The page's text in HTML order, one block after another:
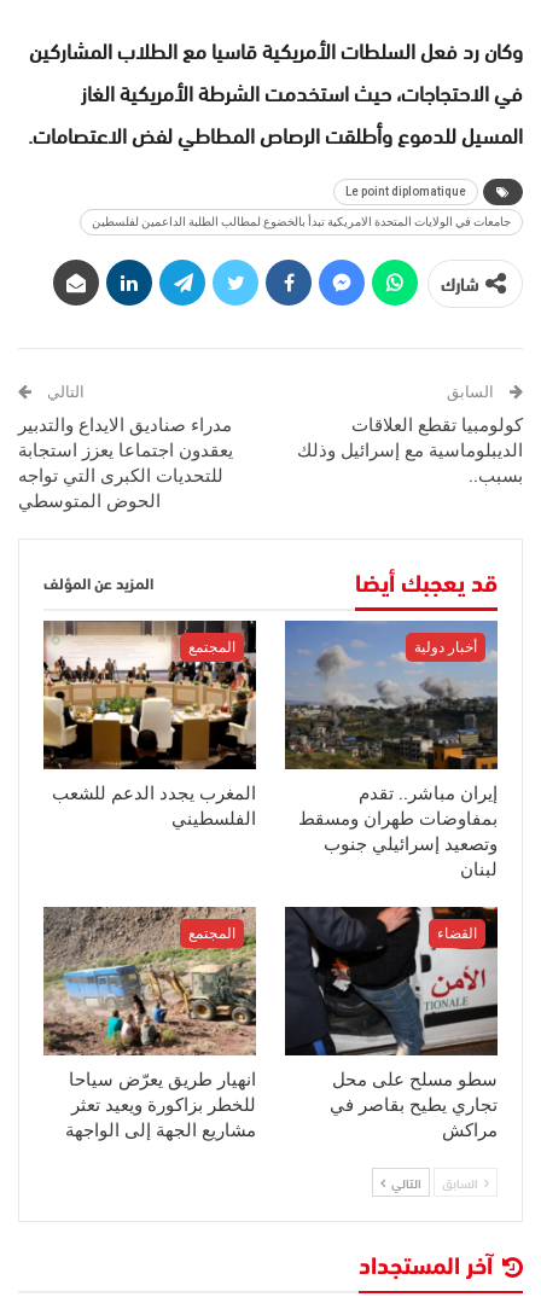
وكان رد فعل السلطات الأمريكية قاسيا مع الطلاب المشاركين
في الاحتجاجات، حيث استخدمت الشرطة الأمريكية الغاز
المسيل للدموع وأطلقت الرصاص المطاطي لفض الاعتصامات.
Le point diplomatique
جامعات في الولايات المتحدة الامريكية تبدأ بالخضوع لمطالب الطلبة الداعمين لفلسطين
شارك
السابق
كولومبيا تقطع العلاقات
الديبلوماسية مع إسرائيل وذلك
بسبب..
التالي
مدراء صناديق الايداع والتدبير
يعقدون اجتماعا يعزز استجابة
للتحديات الكبرى التي تواجه
الحوض المتوسطي
قد يعجبك أيضا المزيد عن المؤلف
أخبار دولية
إيران مباشر.. تقدم
بمفاوضات طهران ومسقط
وتصعيد إسرائيلي جنوب
لبنان
المجتمع
المغرب يجدد الدعم للشعب
الفلسطيني
القضاء
سطو مسلح على محل
تجاري يطيح بقاصر في
مراكش
المجتمع
انهيار طريق يعرّض سياحا
للخطر بزاكورة ويعيد تعثر
مشاريع الجهة إلى الواجهة
السابق التالي
آخر المستجداد